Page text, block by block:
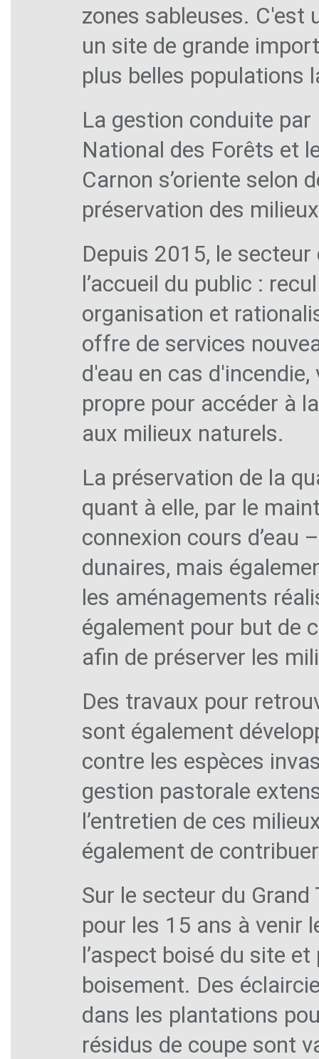
zones sableuses. C'est
un site de grande
plus belles populations
La gestion conduite par
National des Forêts et
Carnon s’oriente selon
préservation des
Depuis 2015, le
l’accueil du public :
organisation et
offre de services
d'eau en cas
propre pour accéder à
aux milieux naturels.
La préservation de la
quant à elle, par le
connexion cours d’eau
dunaires, mais
les aménagements
également pour but de
afin de préserver les
Des travaux pour
sont également
contre les espèces
gestion pastorale
l’entretien de ces
également de
Sur le secteur du
pour les 15 ans à venir
l’aspect boisé du site
boisement. Des
dans les plantations
résidus de coupe sont